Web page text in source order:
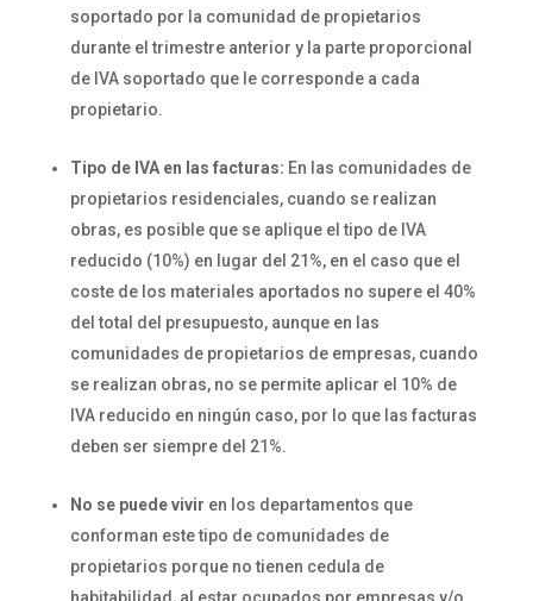
soportado por la comunidad de propietarios
durante el trimestre anterior y la parte proporcional
de IVA soportado que le corresponde a cada
propietario.
Tipo de IVA en las facturas: En las comunidades de
propietarios residenciales, cuando se realizan
obras, es posible que se aplique el tipo de IVA
reducido (10%) en lugar del 21%, en el caso que el
coste de los materiales aportados no supere el 40%
del total del presupuesto, aunque en las
comunidades de propietarios de empresas, cuando
se realizan obras, no se permite aplicar el 10% de
IVA reducido en ningún caso, por lo que las facturas
deben ser siempre del 21%.
No se puede vivir en los departamentos que
conforman este tipo de comunidades de
propietarios porque no tienen cedula de